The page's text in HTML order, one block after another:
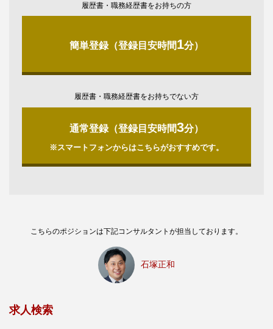
履歴書・職務経歴書をお持ちの方
簡単登録（登録目安時間1分）
履歴書・職務経歴書をお持ちでない方
通常登録（登録目安時間3分）
※スマートフォンからはこちらがおすすめです。
こちらのポジションは下記コンサルタントが担当しております。
石塚正和
求人検索